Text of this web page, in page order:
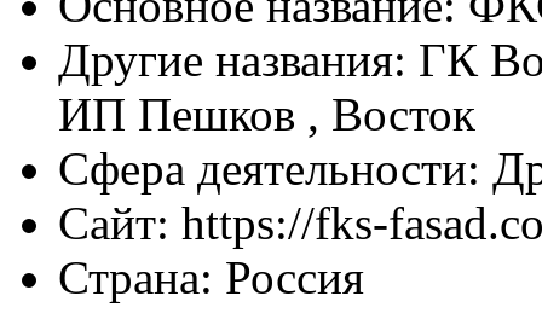
Другие названия: ГК
ИП Пешков , Восток
Сфера деятельности:
Сайт: https://fks-
Страна: Россия